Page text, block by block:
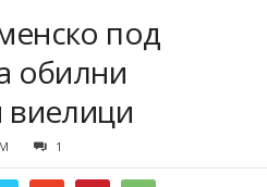
под
обилни
виелици
1